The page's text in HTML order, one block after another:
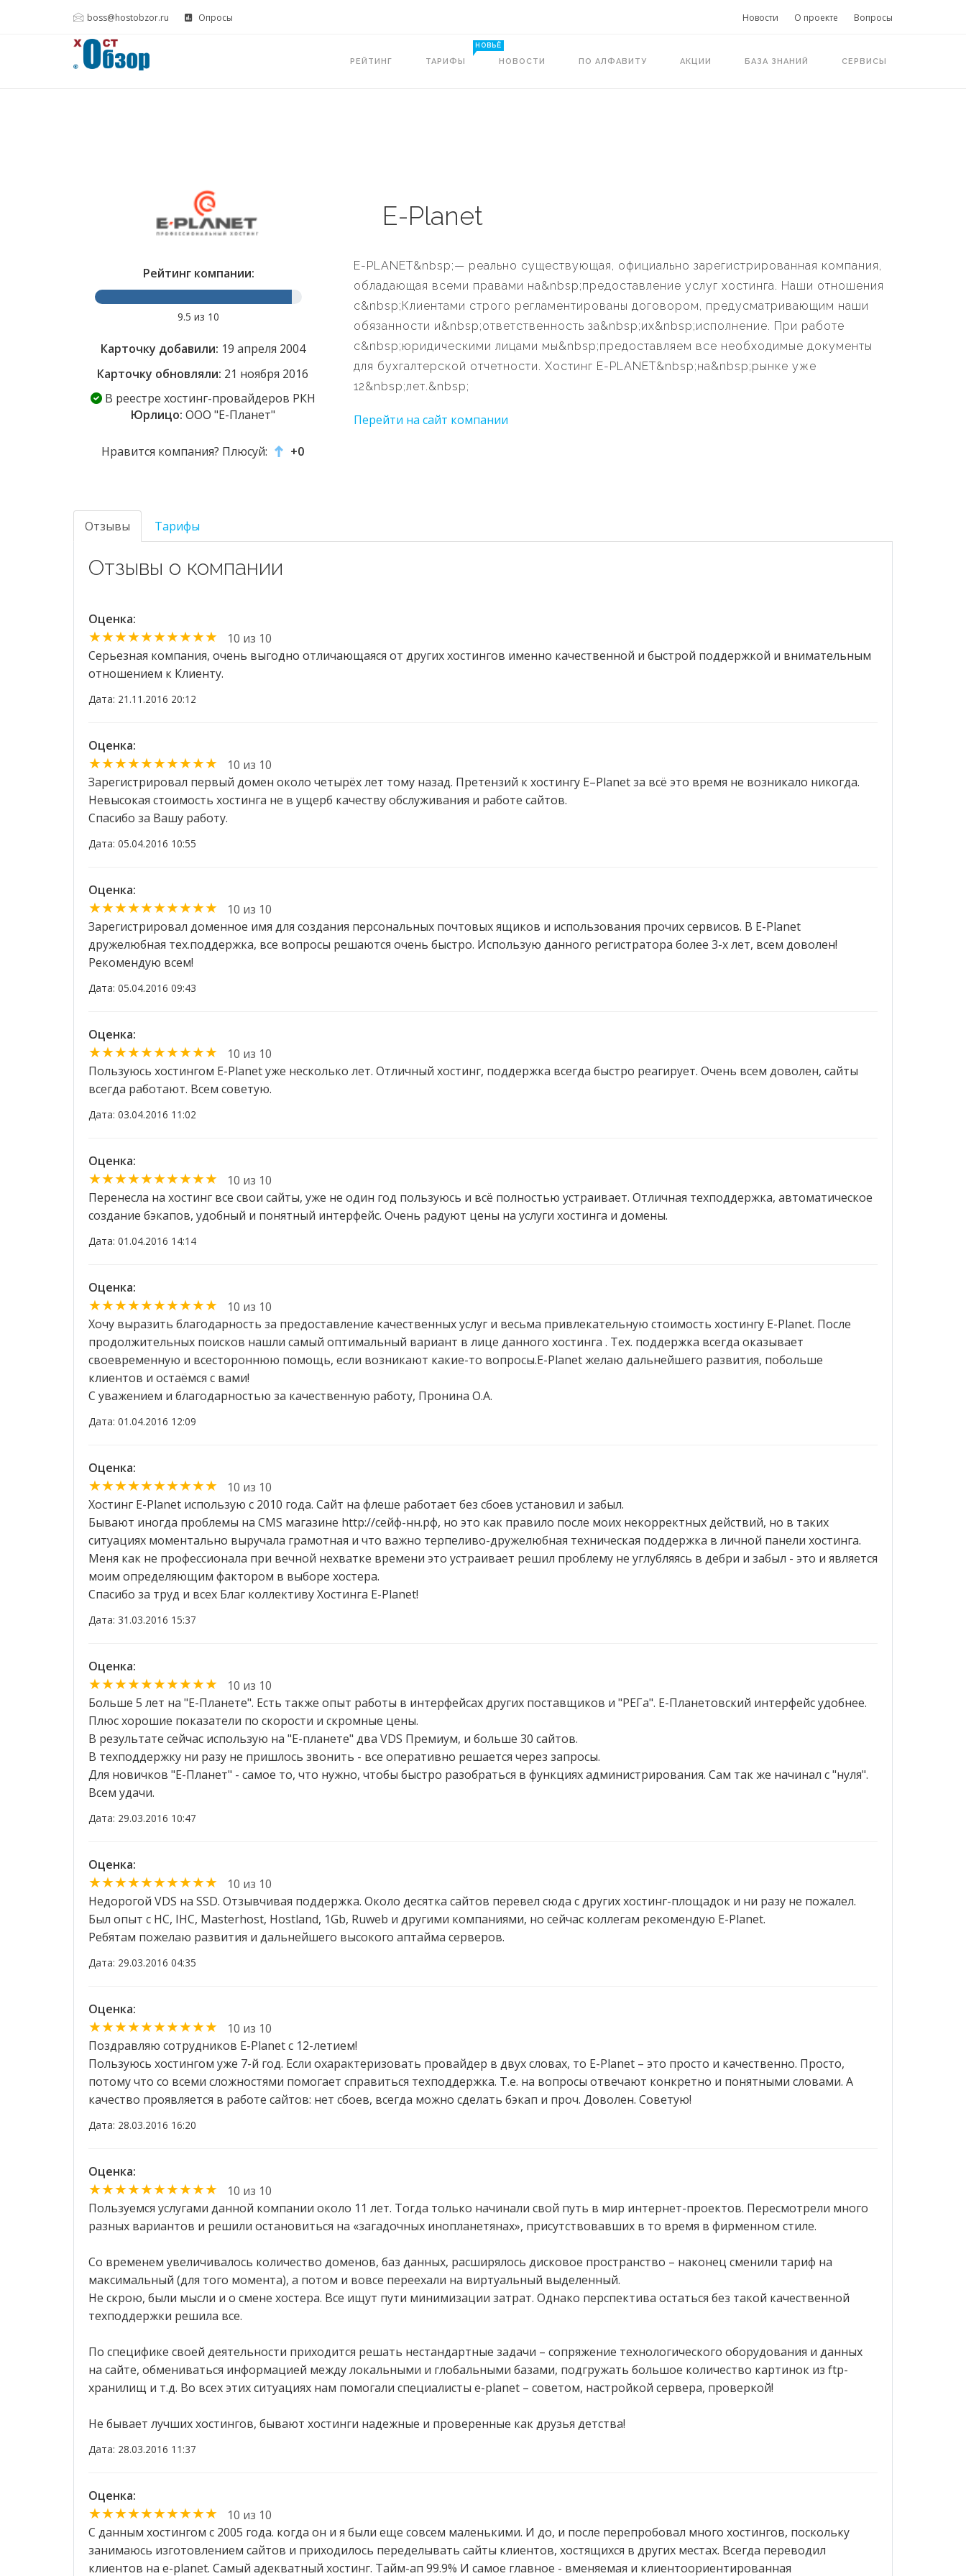
boss@hostobzor.ru Опросы Новости О проекте Вопросы
РЕЙТИНГ ТАРИФЫ
НОВЬЁ
НОВОСТИ ПО АЛФАВИТУ АКЦИИ БАЗА ЗНАНИЙ СЕРВИСЫ
Рейтинг компании:
9.5 из 10
Карточку добавили: 19 апреля 2004
Карточку обновляли: 21 ноября 2016
В реестре хостинг-провайдеров РКН
Юрлицо: ООО "Е-Планет"
Нравится компания? Плюсуй: +0
E-Planet
E-PLANET&nbsp;— реально существующая, официально зарегистрированная компания,
обладающая всеми правами на&nbsp;предоставление услуг хостинга. Наши отношения
с&nbsp;Клиентами строго регламентированы договором, предусматривающим наши
обязанности и&nbsp;ответственность за&nbsp;их&nbsp;исполнение. При работе
с&nbsp;юридическими лицами мы&nbsp;предоставляем все необходимые документы
для бухгалтерской отчетности. Хостинг E-PLANET&nbsp;на&nbsp;рынке уже
12&nbsp;лет.&nbsp;
Перейти на сайт компании
Отзывы Тарифы
Отзывы о компании
Оценка:
★★★★★★★★★★
10 из 10
Серьезная компания, очень выгодно отличающаяся от других хостингов именно качественной и быстрой поддержкой и внимательным
отношением к Клиенту.
Дата: 21.11.2016 20:12
Оценка:
★★★★★★★★★★
10 из 10
Зарегистрировал первый домен около четырёх лет тому назад. Претензий к хостингу E–Planet за всё это время не возникало никогда.
Невысокая стоимость хостинга не в ущерб качеству обслуживания и работе сайтов.
Спасибо за Вашу работу.
Дата: 05.04.2016 10:55
Оценка:
★★★★★★★★★★
10 из 10
Зарегистрировал доменное имя для создания персональных почтовых ящиков и использования прочих сервисов. В E-Planet
дружелюбная тех.поддержка, все вопросы решаются очень быстро. Использую данного регистратора более 3-х лет, всем доволен!
Рекомендую всем!
Дата: 05.04.2016 09:43
Оценка:
★★★★★★★★★★
10 из 10
Пользуюсь хостингом E-Planet уже несколько лет. Отличный хостинг, поддержка всегда быстро реагирует. Очень всем доволен, сайты
всегда работают. Всем советую.
Дата: 03.04.2016 11:02
Оценка:
★★★★★★★★★★
10 из 10
Перенесла на хостинг все свои сайты, уже не один год пользуюсь и всё полностью устраивает. Отличная техподдержка, автоматическое
создание бэкапов, удобный и понятный интерфейс. Очень радуют цены на услуги хостинга и домены.
Дата: 01.04.2016 14:14
Оценка:
★★★★★★★★★★
10 из 10
Хочу выразить благодарность за предоставление качественных услуг и весьма привлекательную стоимость хостингу E-Planet. После
продолжительных поисков нашли самый оптимальный вариант в лице данного хостинга . Тех. поддержка всегда оказывает
своевременную и всестороннюю помощь, если возникают какие-то вопросы.E-Planet желаю дальнейшего развития, побольше
клиентов и остаёмся с вами!
С уважением и благодарностью за качественную работу, Пронина О.А.
Дата: 01.04.2016 12:09
Оценка:
★★★★★★★★★★
10 из 10
Хостинг E-Planet использую с 2010 года. Сайт на флеше работает без сбоев установил и забыл.
Бывают иногда проблемы на CMS магазине http://сейф-нн.рф, но это как правило после моих некорректных действий, но в таких
ситуациях моментально выручала грамотная и что важно терпеливо-дружелюбная техническая поддержка в личной панели хостинга.
Меня как не профессионала при вечной нехватке времени это устраивает решил проблему не углубляясь в дебри и забыл - это и является
моим определяющим фактором в выборе хостера.
Спасибо за труд и всех Благ коллективу Хостинга E-Planet!
Дата: 31.03.2016 15:37
Оценка:
★★★★★★★★★★
10 из 10
Больше 5 лет на "Е-Планете". Есть также опыт работы в интерфейсах других поставщиков и "РЕГа". Е-Планетовский интерфейс удобнее.
Плюс хорошие показатели по скорости и скромные цены.
В результате сейчас использую на "Е-планете" два VDS Премиум, и больше 30 сайтов.
В техподдержку ни разу не пришлось звонить - все оперативно решается через запросы.
Для новичков "Е-Планет" - самое то, что нужно, чтобы быстро разобраться в функциях администрирования. Сам так же начинал с "нуля".
Всем удачи.
Дата: 29.03.2016 10:47
Оценка:
★★★★★★★★★★
10 из 10
Недорогой VDS на SSD. Отзывчивая поддержка. Около десятка сайтов перевел сюда с других хостинг-площадок и ни разу не пожалел.
Был опыт с HC, IHC, Masterhost, Hostland, 1Gb, Ruweb и другими компаниями, но сейчас коллегам рекомендую E-Planet.
Ребятам пожелаю развития и дальнейшего высокого аптайма серверов.
Дата: 29.03.2016 04:35
Оценка:
★★★★★★★★★★
10 из 10
Поздравляю сотрудников E-Planet с 12-летием!
Пользуюсь хостингом уже 7-й год. Если охарактеризовать провайдер в двух словах, то E-Planet – это просто и качественно. Просто,
потому что со всеми сложностями помогает справиться техподдержка. Т.е. на вопросы отвечают конкретно и понятными словами. А
качество проявляется в работе сайтов: нет сбоев, всегда можно сделать бэкап и проч. Доволен. Советую!
Дата: 28.03.2016 16:20
Оценка:
★★★★★★★★★★
10 из 10
Пользуемся услугами данной компании около 11 лет. Тогда только начинали свой путь в мир интернет-проектов. Пересмотрели много
разных вариантов и решили остановиться на «загадочных инопланетянах», присутствовавших в то время в фирменном стиле.
Со временем увеличивалось количество доменов, баз данных, расширялось дисковое пространство – наконец сменили тариф на
максимальный (для того момента), а потом и вовсе переехали на виртуальный выделенный.
Не скрою, были мысли и о смене хостера. Все ищут пути минимизации затрат. Однако перспектива остаться без такой качественной
техподдержки решила все.
По специфике своей деятельности приходится решать нестандартные задачи – сопряжение технологического оборудования и данных
на сайте, обмениваться информацией между локальными и глобальными базами, подгружать большое количество картинок из ftp-
хранилищ и т.д. Во всех этих ситуациях нам помогали специалисты e-planet – советом, настройкой сервера, проверкой!
Не бывает лучших хостингов, бывают хостинги надежные и проверенные как друзья детства!
Дата: 28.03.2016 11:37
Оценка:
★★★★★★★★★★
10 из 10
C данным хостингом с 2005 года. когда он и я были еще совсем маленькими. И до, и после перепробовал много хостингов, поскольку
занимаюсь изготовлением сайтов и приходилось переделывать сайты клиентов, хостящихся в других местах. Всегда переводил
клиентов на e-planet. Самый адекватный хостинг. Тайм-ап 99.9% И самое главное - вменяемая и клиентоориентированная